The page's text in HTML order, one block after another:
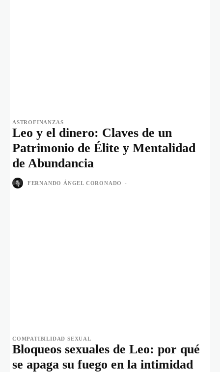
ASTROFINANZAS
Leo y el dinero: Claves de un
Patrimonio de Élite y Mentalidad
de Abundancia
FERNANDO ÁNGEL CORONADO -
COMPATIBILIDAD SEXUAL
Bloqueos sexuales de Leo: por qué
se apaga su fuego en la intimidad